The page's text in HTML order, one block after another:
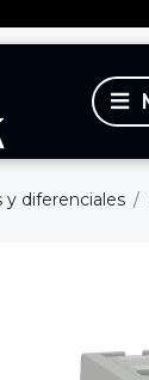
diferenciales